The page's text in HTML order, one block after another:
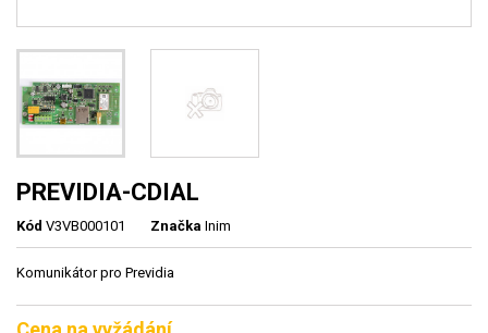
PREVIDIA-CDIAL
Kód V3VB000101 Značka Inim
Komunikátor pro Previdia